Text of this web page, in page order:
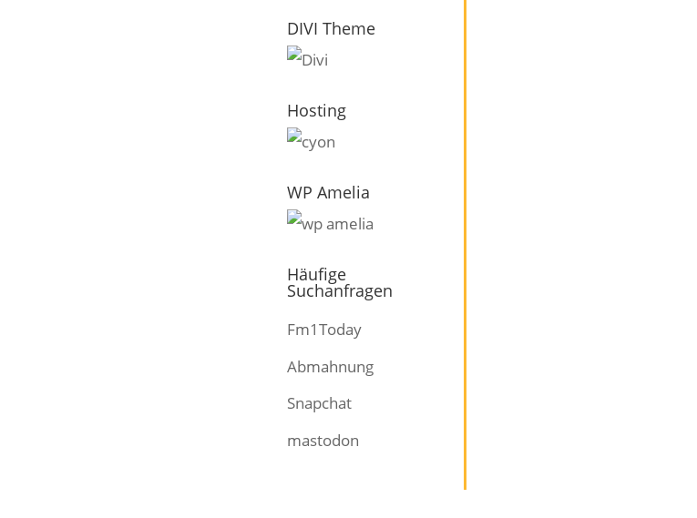
DIVI Theme
Hosting
WP Amelia
Häufige
Suchanfragen
Fm1Today
Abmahnung
Snapchat
mastodon